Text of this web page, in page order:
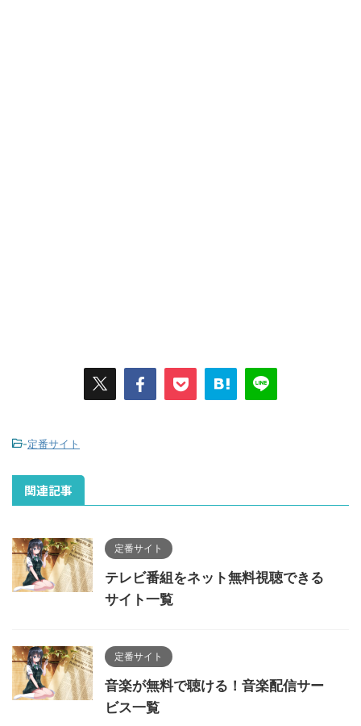
-定番サイト
関連記事
定番サイト
テレビ番組をネット無料視聴できる
サイト一覧
定番サイト
音楽が無料で聴ける！音楽配信サー
ビス一覧